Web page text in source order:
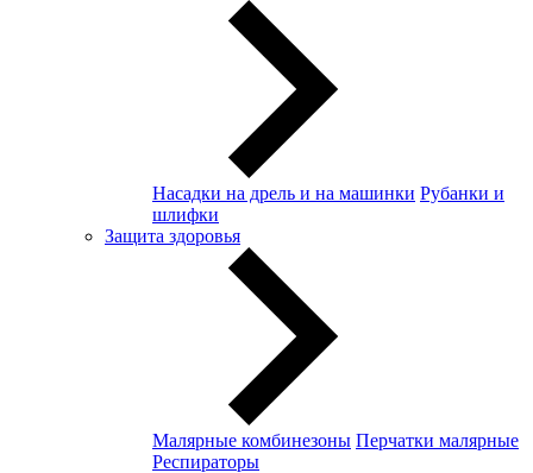
Насадки на дрель и на машинки Рубанки и
шлифки
Защита здоровья
Малярные комбинезоны Перчатки малярные
Респираторы